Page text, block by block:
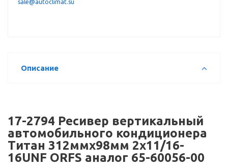
sale@autoclimat.su
Описание
17-2794 Ресивер вертикальный
автомобильного кондиционера
Титан 312ммх98мм 2х11/16-
16UNF ORFS аналог 65-60056-00